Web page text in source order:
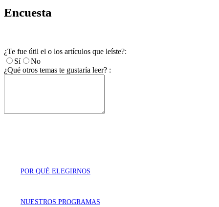
Encuesta
¿Te fue útil el o los artículos que leíste?:
Sí
No
¿Qué otros temas te gustaría leer? :
POR QUÉ ELEGIRNOS
NUESTROS PROGRAMAS